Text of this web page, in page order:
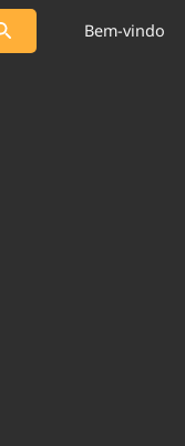
Bem-vindo